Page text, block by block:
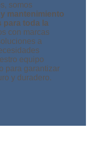
somos
mantenimiento
para toda la
con marcas
a
equipo
para garantizar
y duradero.